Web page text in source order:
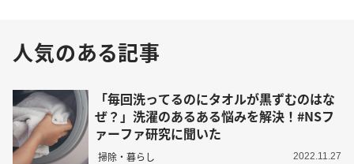
人気のある記事
「毎回洗ってるのにタオルが黒ずむのはな
ぜ？」洗濯のあるある悩みを解決！#NSフ
ァーファ研究に聞いた
掃除・暮らし 2022.11.27